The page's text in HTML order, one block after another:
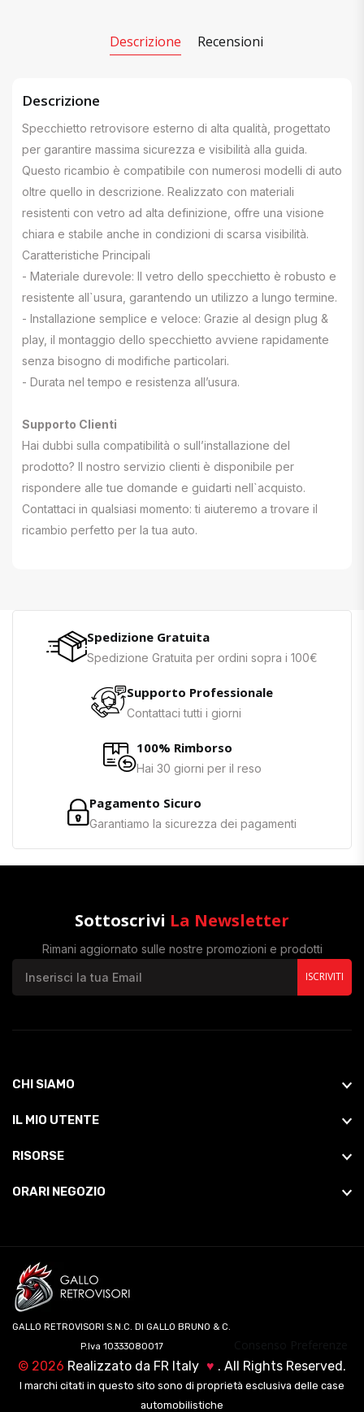
Descrizione Recensioni
Descrizione
Specchietto retrovisore esterno di alta qualità, progettato
per garantire massima sicurezza e visibilità alla guida.
Questo ricambio è compatibile con numerosi modelli di auto
oltre quello in descrizione. Realizzato con materiali
resistenti con vetro ad alta definizione, offre una visione
chiara e stabile anche in condizioni di scarsa visibilità.
Caratteristiche Principali
- Materiale durevole: Il vetro dello specchietto è robusto e
resistente all`usura, garantendo un utilizzo a lungo termine.
- Installazione semplice e veloce: Grazie al design plug &
play, il montaggio dello specchietto avviene rapidamente
senza bisogno di modifiche particolari.
- Durata nel tempo e resistenza all’usura.
Supporto Clienti
Hai dubbi sulla compatibilità o sull’installazione del
prodotto? Il nostro servizio clienti è disponibile per
rispondere alle tue domande e guidarti nell`acquisto.
Contattaci in qualsiasi momento: ti aiuteremo a trovare il
ricambio perfetto per la tua auto.
Spedizione Gratuita
Spedizione Gratuita per ordini sopra i 100€
Supporto Professionale
Contattaci tutti i giorni
100% Rimborso
Hai 30 giorni per il reso
Pagamento Sicuro
Garantiamo la sicurezza dei pagamenti
Sottoscrivi La Newsletter
Rimani aggiornato sulle nostre promozioni e prodotti
ISCRIVITI
CHI SIAMO
IL MIO UTENTE
RISORSE
ORARI NEGOZIO
GALLO RETROVISORI S.N.C. DI GALLO BRUNO & C.
P.Iva 10333080017
© 2026 Realizzato da FR Italy ♥ . All Rights Reserved.
I marchi citati in questo sito sono di proprietà esclusiva delle case
automobilistiche